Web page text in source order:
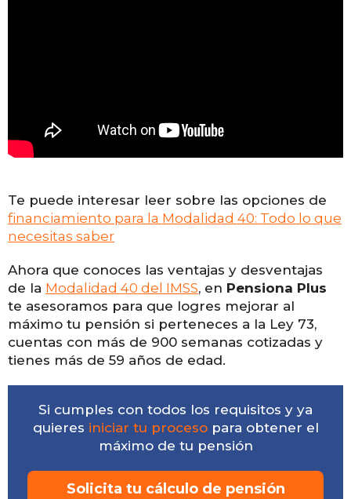
Te puede interesar leer sobre las opciones de
financiamiento para la Modalidad 40: Todo lo que
necesitas saber
Ahora que conoces las ventajas y desventajas
de la Modalidad 40 del IMSS, en Pensiona Plus
te asesoramos para que logres mejorar al
máximo tu pensión si perteneces a la Ley 73,
cuentas con más de 900 semanas cotizadas y
tienes más de 59 años de edad.
Si cumples con todos los requisitos y ya
quieres iniciar tu procesopara obtener el
máximo de tu pensión
Solicita tu cálculo de pensión